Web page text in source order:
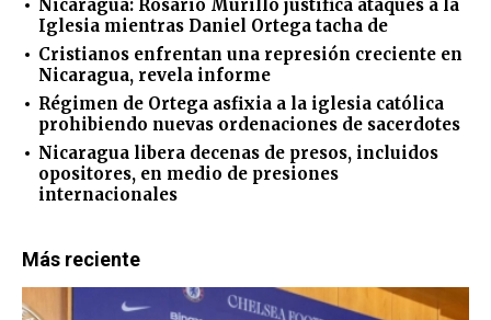
Nicaragua: Rosario Murillo justifica ataques a la
Iglesia mientras Daniel Ortega tacha de
Cristianos enfrentan una represión creciente en
Nicaragua, revela informe
Régimen de Ortega asfixia a la iglesia católica
prohibiendo nuevas ordenaciones de sacerdotes
Nicaragua libera decenas de presos, incluidos
opositores, en medio de presiones
internacionales
Más reciente